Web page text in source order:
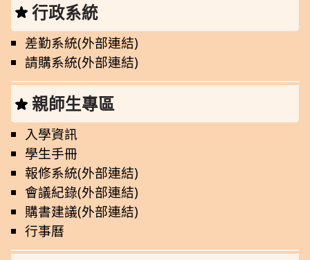
行政系統
差勤系統(外部連結)
請購系統(外部連結)
親師生專區
入學資訊
學生手冊
報修系統(外部連結)
會議紀錄(外部連結)
購書建議(外部連結)
行事曆